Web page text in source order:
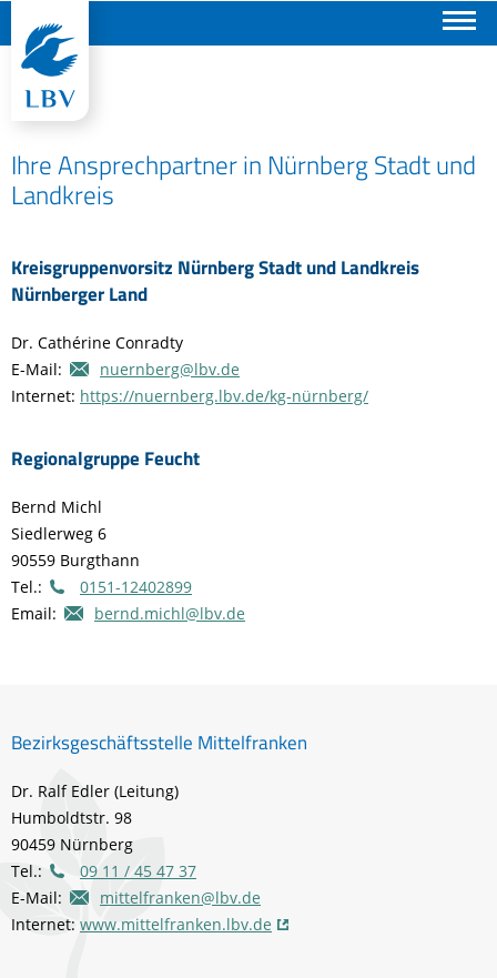
Ihre Ansprechpartner in Nürnberg Stadt und
Landkreis
Kreisgruppenvorsitz Nürnberg Stadt und Landkreis
Nürnberger Land
Dr. Cathérine Conradty
E-Mail:
nuernberg@lbv.de
Internet: https://nuernberg.lbv.de/kg-nürnberg/
Regionalgruppe Feucht
Bernd Michl
Siedlerweg 6
90559 Burgthann
Tel.:
0151-12402899
Email:
bernd.michl@lbv.de
Bezirksgeschäftsstelle Mittelfranken
Dr. Ralf Edler (Leitung)
Humboldtstr. 98
90459 Nürnberg
Tel.:
09 11 / 45 47 37
E-Mail:
mittelfranken@lbv.de
Internet: www.mittelfranken.lbv.de